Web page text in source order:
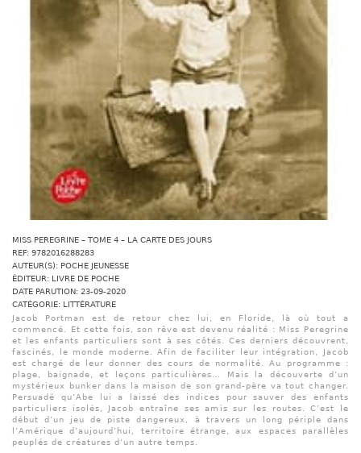
MISS PEREGRINE – TOME 4 – LA CARTE DES JOURS
REF: 9782016288283
AUTEUR(S): POCHE JEUNESSE
ÉDITEUR: LIVRE DE POCHE
DATE PARUTION: 23-09-2020
CATÉGORIE: LITTÉRATURE
Jacob Portman est de retour chez lui, en Floride, là où tout a
commencé. Et cette fois, son rêve est devenu réalité : Miss Peregrine
et les enfants particuliers sont à ses côtés. Ces derniers découvrent,
fascinés, le monde moderne. Afin de faciliter leur intégration, Jacob
est chargé de leur donner des cours de normalité. Au programme :
plage, baignade, et leçons particulières… Mais la découverte d’un
mystérieux bunker dans la maison de son grand-père va tout changer.
Persuadé qu’Abe lui a laissé des indices pour sauver des enfants
particuliers isolés, Jacob entraîne ses amis sur les routes. C’est le
début d’un jeu de piste dangereux, à travers un long périple dans
l’Amérique d’aujourd’hui, territoire étrange, aux espaces parallèles
peuplés de créatures d’un autre temps.